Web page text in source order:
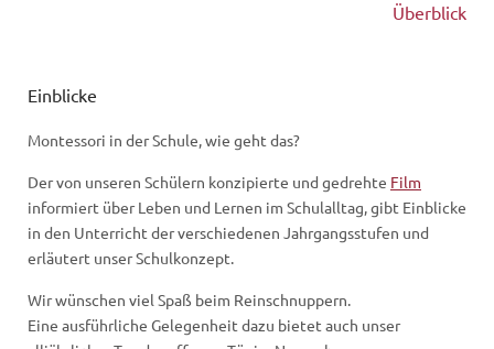
Überblick
Einblicke
Montessori in der Schule, wie geht das?
Der von unseren Schülern konzipierte und gedrehte Film
informiert über Leben und Lernen im Schulalltag, gibt Einblicke
in den Unterricht der verschiedenen Jahrgangsstufen und
erläutert unser Schulkonzept.
Wir wünschen viel Spaß beim Reinschnuppern.
Eine ausführliche Gelegenheit dazu bietet auch unser